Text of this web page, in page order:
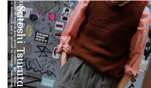
Satoshi Tsuruta